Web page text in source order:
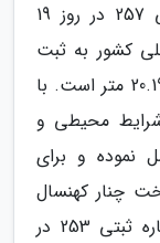
کهنسال بادامک است که به شماره ثبتی 257 در روز 19
کشور به ثبت
رسیده است. محیط تنه این درخت برابر 20.19 متر است. با
محیطی و
نموده و برای
چنار کهنسال
دشت بیاض اثر دیگری است که به شماره ثبتی 253 در